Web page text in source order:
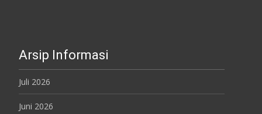
Arsip Informasi
Juli 2026
Juni 2026